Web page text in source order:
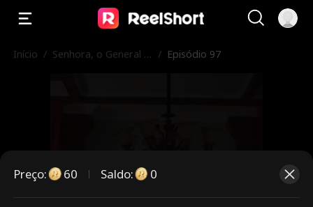
Início / Senhora, o General A / Episódio 97
Preço: 60 Saldo: 0